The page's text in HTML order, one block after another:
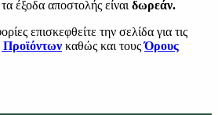
έξοδα αποστολής είναι δωρεάν.
επισκεφθείτε την σελίδα για τις
Προϊόντων καθώς και τουςΌρους